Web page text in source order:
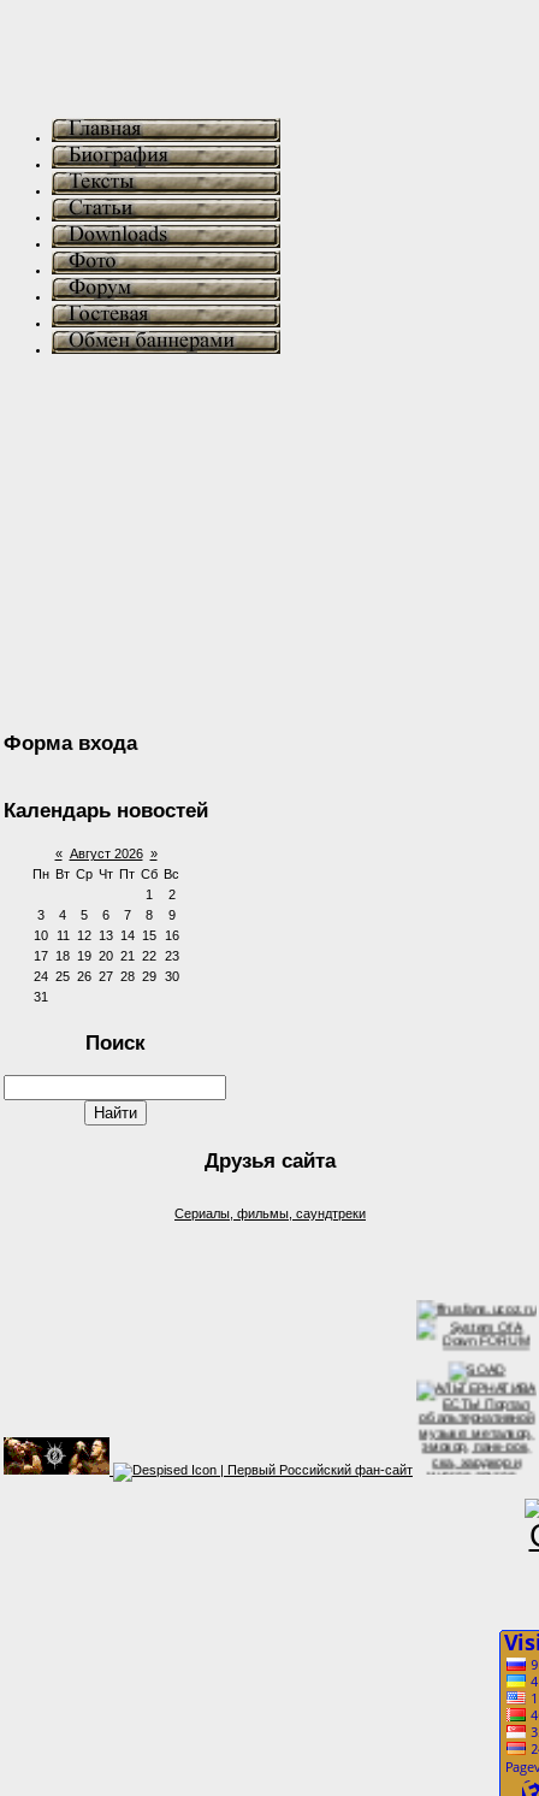
Форма входа
Календарь новостей
« Август 2026 »
Пн Вт Ср Чт Пт Сб Вс
1
2
3
4 5 6 7 8
9
10
11 12 13 14 15
16
17 18 19 20 21 22 23
24 25 26 27 28 29 30
31
Поиск
Друзья сайта
Сериалы, фильмы, саундтреки